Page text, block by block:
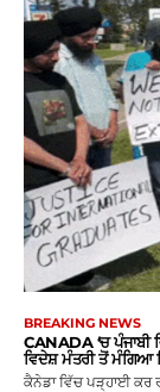
BREAKING NEWS
CANADA ‘ਚ ਪੰਜਾਬੀ
ਵਿਦੇਸ਼ ਮੰਤਰੀ ਤੋਂ ਮੰਗਿਆ
ਕੈਨੇਡਾ ਵਿੱਚ ਪੜ੍ਹਾਈ ਕਰ